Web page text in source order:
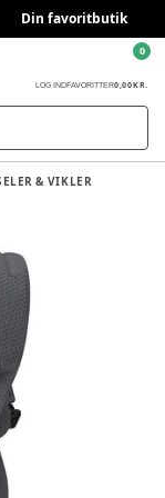
Din favoritbutik
LOG INDFAVORITTER0,00 KR.
0
& VIKLER